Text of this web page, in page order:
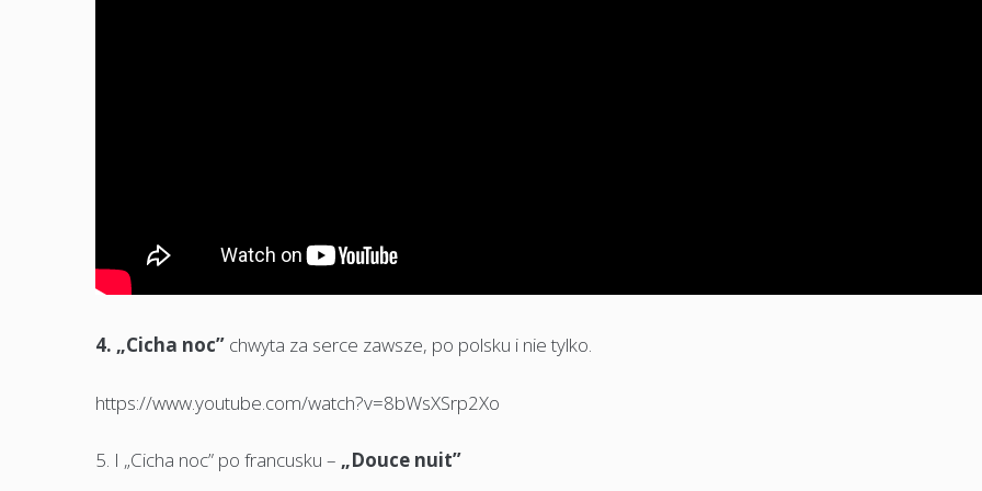
4. „Cicha noc” chwyta za serce zawsze, po polsku i nie tylko.
https://www.youtube.com/watch?v=8bWsXSrp2Xo
5. I „Cicha noc” po francusku – „Douce nuit”